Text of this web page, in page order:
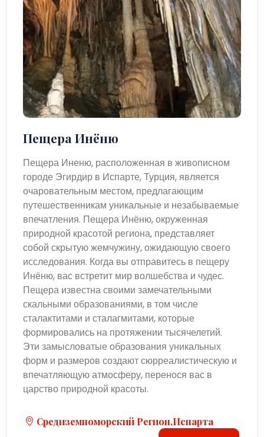
Пещера Инёню
Пещера Иненю, расположенная в живописном
городе Эгирдир в Испарте, Турция, является
очаровательным местом, предлагающим
путешественникам уникальные и незабываемые
впечатления. Пещера Инёню, окруженная
природной красотой региона, представляет
собой скрытую жемчужину, ожидающую своего
исследования. Когда вы отправитесь в пещеру
Инёню, вас встретит мир волшебства и чудес.
Пещера известна своими замечательными
скальными образованиями, в том числе
сталактитами и сталагмитами, которые
формировались на протяжении тысячелетий.
Эти замысловатые образования уникальных
форм и размеров создают сюрреалистическую и
впечатляющую атмосферу, перенося вас в
царство природной красоты.
Средиземноморский Регион,Испарта